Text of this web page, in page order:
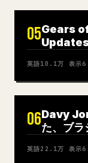
05Gears
英語10.1万 表示6
06Davy
た、ブラ
英語22.1万 表示6